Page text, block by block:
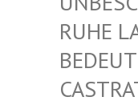
HE
DEUTET